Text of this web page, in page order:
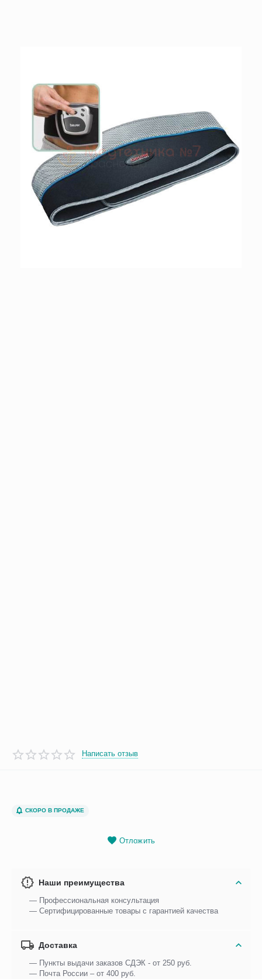
Написать отзыв
СКОРО В ПРОДАЖЕ
Отложить
Наши преимущества
— Профессиональная консультация
— Сертифицированные товары с гарантией качества
Доставка
— Пункты выдачи заказов СДЭК - от 250 руб.
— Почта России – от 400 руб.